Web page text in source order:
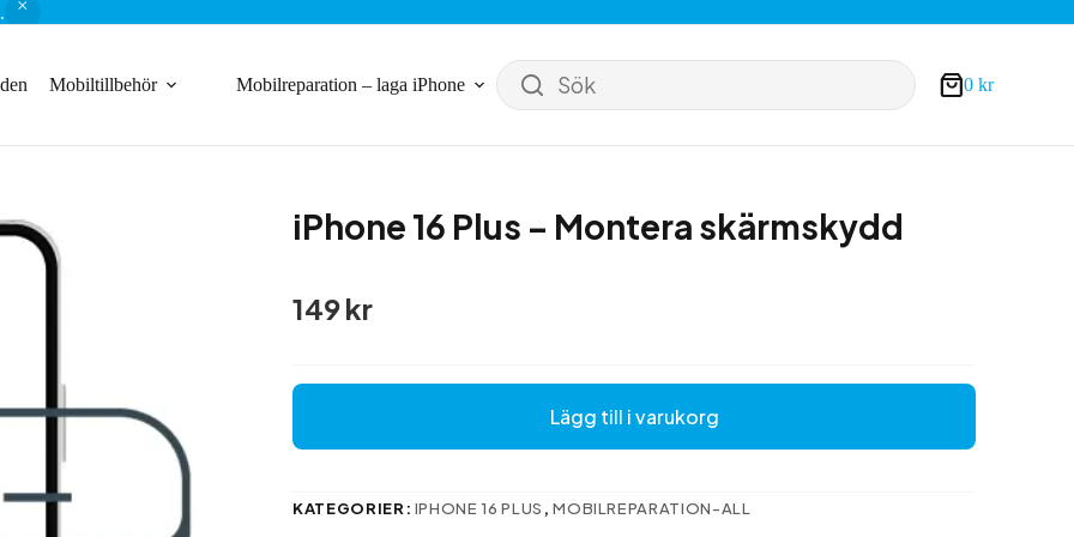
Mobiltillbehör Mobilreparation – laga iPhone Sök Varukorg
0 kr
iPhone 16 Plus – Montera skärmskydd
149kr
Lägg till i varukorg
KATEGORIER: IPHONE 16 PLUS ,MOBILREPARATION-ALL